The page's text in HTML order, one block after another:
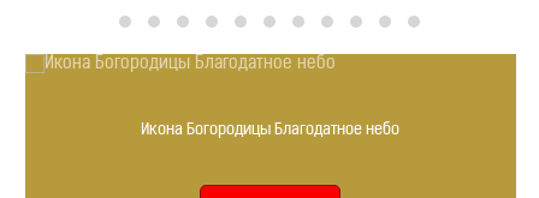
Икона Богородицы Благодатное небо